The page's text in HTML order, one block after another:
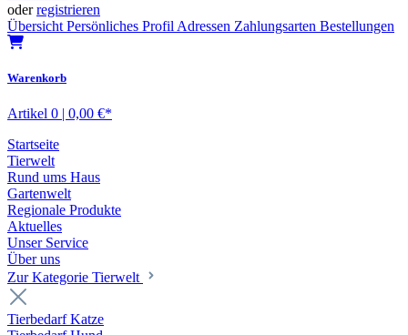
oderregistrieren
Übersicht Persönliches Profil Adressen Zahlungsarten Bestellungen
Warenkorb
Artikel 0 | 0,00 €*
Startseite
Tierwelt
Rund ums Haus
Gartenwelt
Regionale Produkte
Aktuelles
Unser Service
Über uns
Zur Kategorie Tierwelt
Tierbedarf Katze